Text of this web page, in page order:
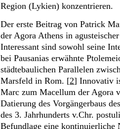
Region (Lykien) konzentrieren.
Der erste Beitrag von Patrick
der Agora Athens in
Interessant sind sowohl seine
bei Pausanias erwähnte
städtebaulichen Parallelen
Marsfeld in Rom. [2] Innovativ
Marc zum Macellum der Agora
Datierung des Vorgängerbaus
des 3. Jahrhunderts v.Chr.
Befundlage eine kontinuierliche